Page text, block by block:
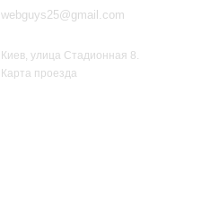
webguys25@gmail.com
Киев, улица Стадионная 8.
Карта проезда